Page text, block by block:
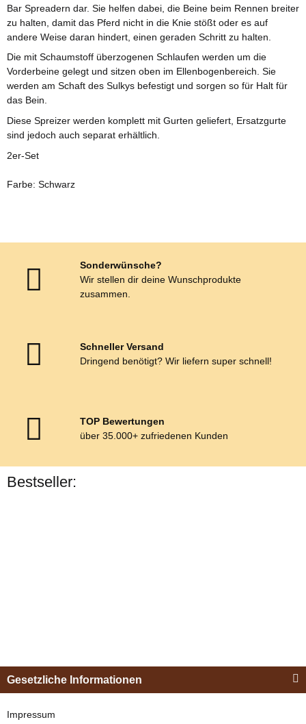
Bar Spreadern dar. Sie helfen dabei, die Beine beim Rennen breiter
zu halten, damit das Pferd nicht in die Knie stößt oder es auf
andere Weise daran hindert, einen geraden Schritt zu halten.
Die mit Schaumstoff überzogenen Schlaufen werden um die
Vorderbeine gelegt und sitzen oben im Ellenbogenbereich. Sie
werden am Schaft des Sulkys befestigt und sorgen so für Halt für
das Bein.
Diese Spreizer werden komplett mit Gurten geliefert, Ersatzgurte
sind jedoch auch separat erhältlich.
2er-Set
Farbe: Schwarz
Sonderwünsche?
Wir stellen dir deine Wunschprodukte
zusammen.
Schneller Versand
Dringend benötigt? Wir liefern super schnell!
TOP Bewertungen
über 35.000+ zufriedenen Kunden
Bestseller:
"Shettyglück"
Gesetzliche Informationen
Impressum